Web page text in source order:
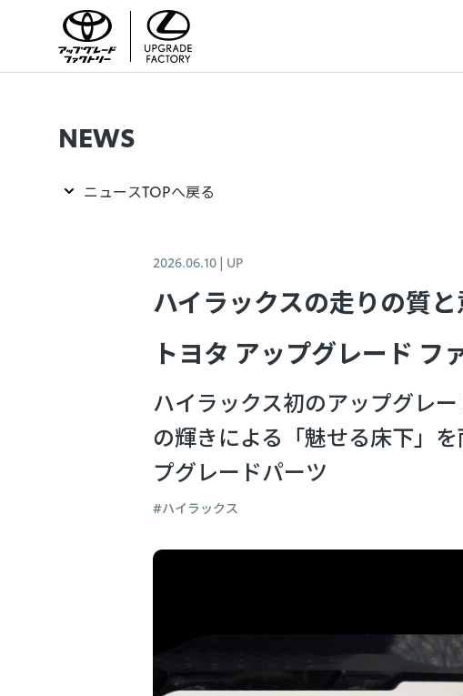
NEWS
ニュースTOPへ戻る
2026.06.10 | UP
ハイラックスの走りの質
トヨタ アップグレード フ
ハイラックス初のアップグレ
の輝きによる「魅せる床下」
プグレードパーツ
ハイラックス